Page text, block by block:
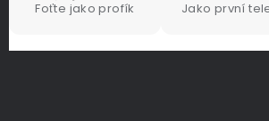
Foťte jako profík
Jako první